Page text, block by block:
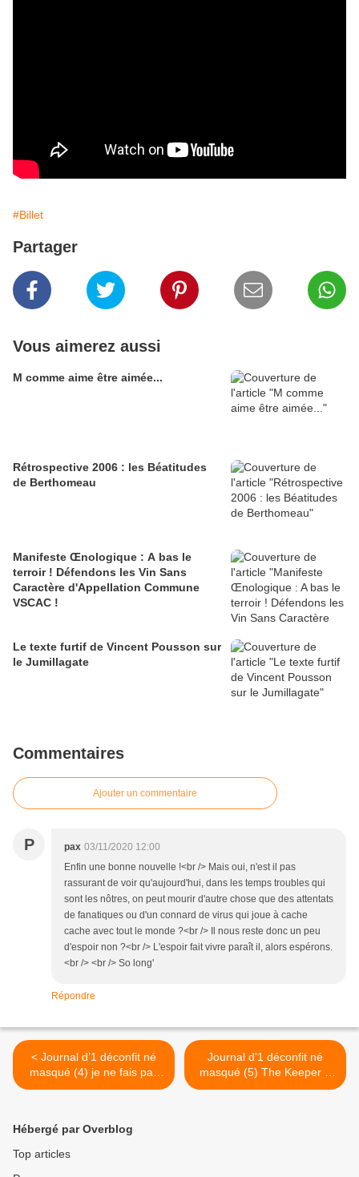
#Billet
Partager
Vous aimerez aussi
M comme aime être aimée...
Rétrospective 2006 : les Béatitudes
de Berthomeau
Manifeste Œnologique : A bas le
terroir ! Défendons les Vin Sans
Caractère d'Appellation Commune
VSCAC !
Le texte furtif de Vincent Pousson sur
le Jumillagate
Commentaires
Ajouter un commentaire
P pax 03/11/2020 12:00
Enfin une bonne nouvelle !<br /> Mais oui, n'est il pas
rassurant de voir qu'aujourd'hui, dans les temps troubles qui
sont les nôtres, on peut mourir d'autre chose que des attentats
de fanatiques ou d'un connard de virus qui joue à cache
cache avec tout le monde ?<br /> Il nous reste donc un peu
d'espoir non ?<br /> L'espoir fait vivre paraît il, alors espérons.
<br /> <br /> So long'
Répondre
< Journal d’1 déconfit né
masqué (4) je ne fais pas
parler 1 mort, je le cite.
Journal d’1 déconfit né
masqué (5) The Keeper à
visionner par les confinés…
Hébergé par Overblog
Top articles